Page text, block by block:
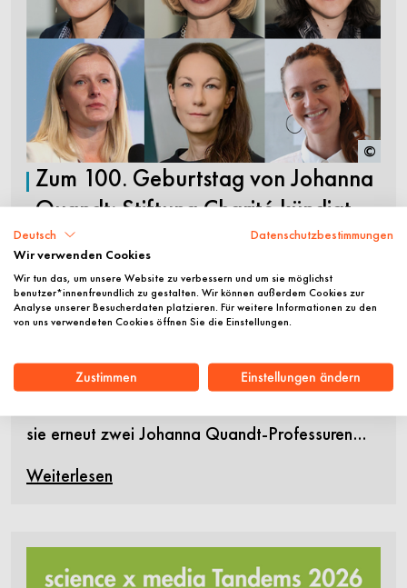
©
Zum 100. Geburtstag von Johanna
Quandt: Stiftung Charité kündigt
neue Ausschreibung von Johanna
Quandt-Professuren an
Zum 100. Geburtstag ihrer Stifterin Johanna
Engagement für die Förderung exzellenter
sie erneut zwei Johanna Quandt-Professuren…
Weiterlesen
Deutsch Datenschutzbestimmungen
Wir verwenden Cookies
Wir tun das, um unsere Website zu verbessern und um sie möglichst
benutzer*innenfreundlich zu gestalten. Wir können außerdem Cookies zur
Analyse unserer Besucherdaten platzieren. Für weitere Informationen zu den
von uns verwendeten Cookies öffnen Sie die Einstellungen.
Zustimmen Einstellungen ändern